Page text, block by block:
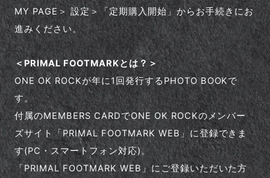
MY PAGE＞ 設定＞「定期購入開始」からお手続きにお
進みください。
＜PRIMAL FOOTMARKとは？＞
ONE OK ROCKが年に1回発行するPHOTO BOOKで
す。
付属のMEMBERS CARDでONE OK ROCKのメンバー
ズサイト「PRIMAL FOOTMARK WEB」に登録できま
す(PC・スマートフォン対応)。
「PRIMAL FOOTMARK WEB」にご登録いただいた方